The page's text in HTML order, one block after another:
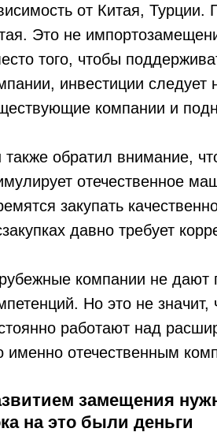
от Китая,
Это не
того, чтобы
инвестиции следует
компании и
обратил внимание,
отечественное
закупать
давно требует
компании не дают
Но это не значит,
работают над
именно отечественным
замещения
на это были деньги